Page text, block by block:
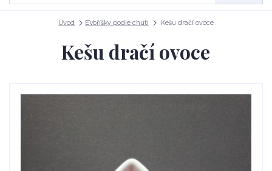
Úvod EVoříšky podle chuti Kešu dračí ovoce
Kešu dračí ovoce